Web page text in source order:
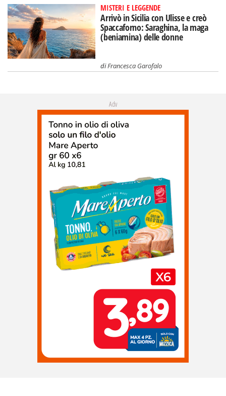
MISTERI E LEGGENDE
Arrivò in Sicilia con Ulisse e creò
Spaccaforno: Saraghina, la maga
(beniamina) delle donne
diFrancesca Garofalo
Adv